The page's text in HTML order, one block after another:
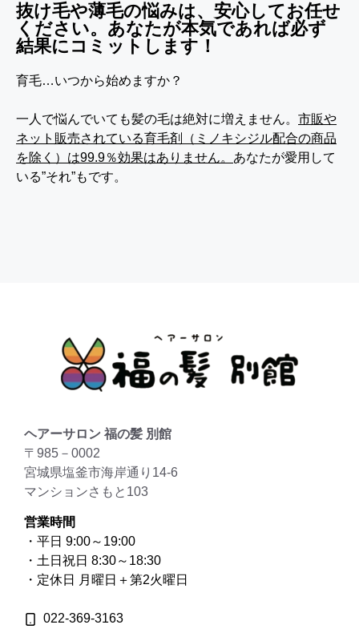
抜け毛や薄毛の悩みは、安心してお任せ
ください。あなたが本気であれば必ず
結果にコミットします！
育毛…いつから始めますか？
一人で悩んでいても髪の毛は絶対に増えません。 市販や
ネット販売されている育毛剤（ミノキシジル配合の商品
を除く）は99.9％効果はありません。 あなたが愛用して
いる”それ”もです。
ヘアーサロン 福の髪 別館
〒985－0002
宮城県塩釜市海岸通り14-6
マンションさもと103
営業時間
・平日 9:00～19:00
・土日祝日 8:30～18:30
・定休日 月曜日＋第2火曜日
022-369-3163